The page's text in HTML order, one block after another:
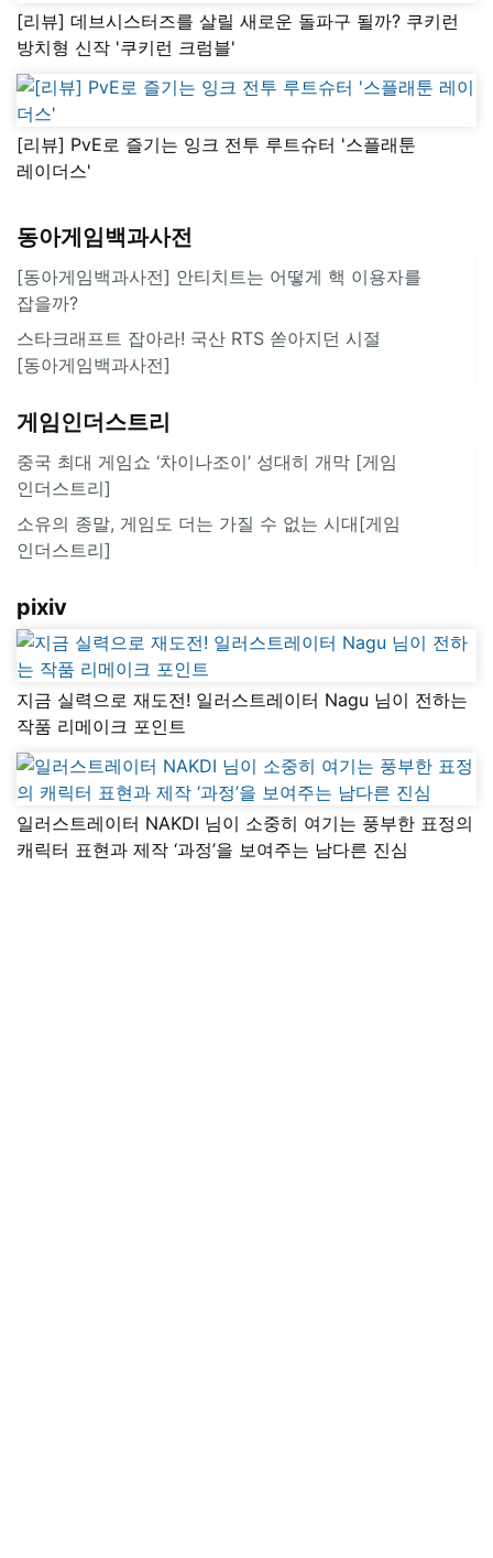
[리뷰] 데브시스터즈를 살릴 새로운 돌파구 될까? 쿠키런
방치형 신작 '쿠키런 크럼블'
[리뷰] PvE로 즐기는 잉크 전투 루트슈터 '스플래툰
레이더스'
동아게임백과사전
[동아게임백과사전] 안티치트는 어떻게 핵 이용자를
잡을까?
스타크래프트 잡아라! 국산 RTS 쏟아지던 시절
[동아게임백과사전]
게임인더스트리
중국 최대 게임쇼 ‘차이나조이’ 성대히 개막 [게임
인더스트리]
소유의 종말, 게임도 더는 가질 수 없는 시대[게임
인더스트리]
pixiv
지금 실력으로 재도전! 일러스트레이터 Nagu 님이 전하는
작품 리메이크 포인트
일러스트레이터 NAKDI 님이 소중히 여기는 풍부한 표정의
캐릭터 표현과 제작 ‘과정’을 보여주는 남다른 진심